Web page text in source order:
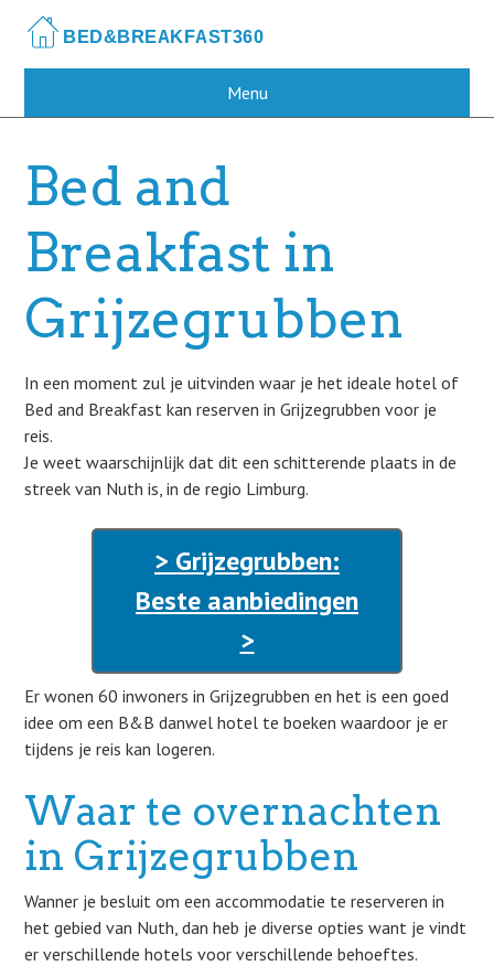
main
Menu
Bed and
Breakfast in
Grijzegrubben
In een moment zul je uitvinden waar je het ideale hotel of
Bed and Breakfast kan reserven in Grijzegrubben voor je
reis.
Je weet waarschijnlijk dat dit een schitterende plaats in de
streek van Nuth is, in de regio Limburg.
> Grijzegrubben:
Beste aanbiedingen
>
Er wonen 60 inwoners in Grijzegrubben en het is een goed
idee om een B&B danwel hotel te boeken waardoor je er
tijdens je reis kan logeren.
Waar te overnachten
in Grijzegrubben
Wanner je besluit om een accommodatie te reserveren in
het gebied van Nuth, dan heb je diverse opties want je vindt
er verschillende hotels voor verschillende behoeftes.